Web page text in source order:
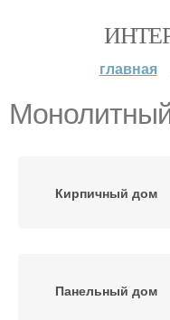
главная
Кирпичный дом
Панельный дом